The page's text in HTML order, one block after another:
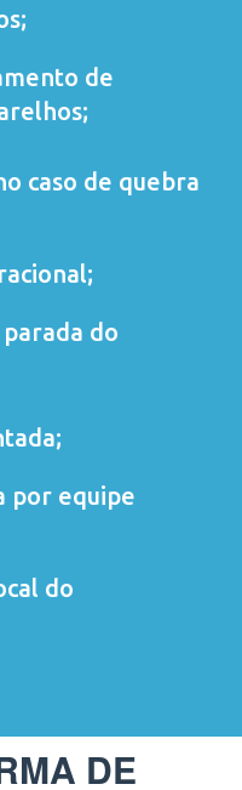
de
caso de quebra
do
por equipe
do
DE